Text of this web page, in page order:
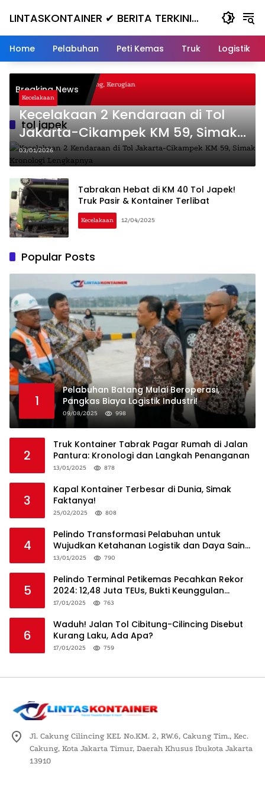
LINTASKONTAINER ✔ BERITA TERKINI
KONTAINER TERBARU HARI INI
Home Pelabuhan Peti Kemas Truk Logistik
Breaking News
Nanjak, Masuk ke Jurang, Kerugian
tol japek
Kecelakaan
Kecelakaan 2 Kendaraan di Tol
Jakarta-Cikampek KM 59, Simak
Kronologi Lengkapnya
03/01/2026
Tabrakan Hebat di KM 40 Tol Japek!
Truk Pasir & Kontainer Terlibat
Kecelakaan 12/04/2025
Popular Posts
1
Pelabuhan Batang Mulai Beroperasi,
Pangkas Biaya Logistik Industri!
09/08/2025 998
2
Truk Kontainer Tabrak Pagar Rumah di Jalan
Pantura: Kronologi dan Langkah Penanganan
13/01/2025 878
3
Kapal Kontainer Terbesar di Dunia, Simak
Faktanya!
25/02/2025 808
4
Pelindo Transformasi Pelabuhan untuk
Wujudkan Ketahanan Logistik dan Daya Saing
Global
13/01/2025 790
5
Pelindo Terminal Petikemas Pecahkan Rekor
2024: 12,48 Juta TEUs, Bukti Keunggulan
Logistik Nasional
17/01/2025 763
6
Waduh! Jalan Tol Cibitung-Cilincing Disebut
Kurang Laku, Ada Apa?
17/01/2025 759
Jl. Cakung Cilincing KEL No.KM. 2, RW.6, Cakung Tim., Kec.
Cakung, Kota Jakarta Timur, Daerah Khusus Ibukota Jakarta
13910